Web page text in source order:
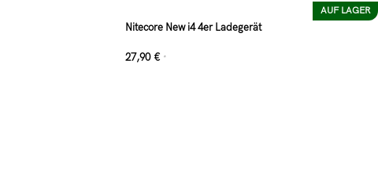
AUF LAGER
Nitecore New i4 4er Ladegerät
27,90 € *